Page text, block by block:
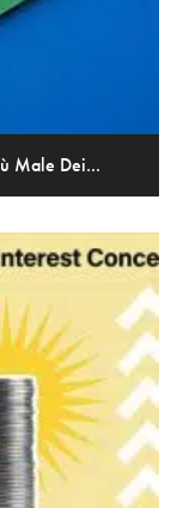
Male Dei...